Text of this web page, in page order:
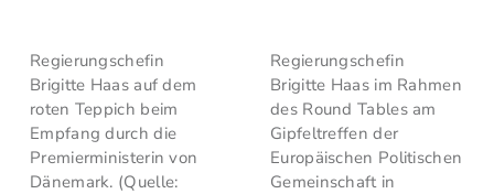
Regierungschefin
Brigitte Haas auf dem
roten Teppich beim
Empfang durch die
Premierministerin von
Dänemark. (Quelle:
Regierungschefin
Brigitte Haas im Rahmen
des Round Tables am
Gipfeltreffen der
Europäischen Politischen
Gemeinschaft in